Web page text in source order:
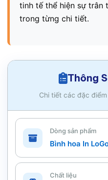
tinh tế thể hiện sự trân
trong từng chi tiết.
Thông
Chi tiết các đặc
Dòng sản phẩm
Bình hoa In
Chất liệu